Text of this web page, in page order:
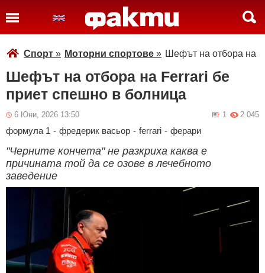
Спорт » Моторни спортове » Шефът на отбора на
Шефът на отбора на Ferrari бе
приет спешно в болница
6 Юни, 2026 13:50 2 045
1
формула 1 - фредерик васьор - ferrari - ферари
"Черните кончета" не разкриха каква е
причината той да се озове в лечебното
заведение